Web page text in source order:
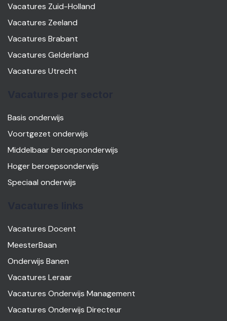
Vacatures Zuid-Holland
Vacatures Zeeland
Vacatures Brabant
Vacatures Gelderland
Vacatures Utrecht
Basis onderwijs
Voortgezet onderwijs
Middelbaar beroepsonderwijs
Hoger beroepsonderwijs
Speciaal onderwijs
Vacatures Docent
MeesterBaan
Onderwijs Banen
Vacatures Leraar
Vacatures Onderwijs Management
Vacatures Onderwijs Directeur